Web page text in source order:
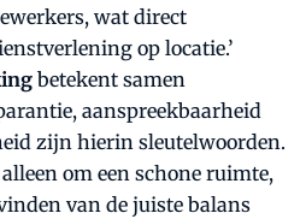
wat direct
op locatie.’
betekent samen
aanspreekbaarheid
zijn hierin sleutelwoorden.
om een schone ruimte,
van de juiste balans